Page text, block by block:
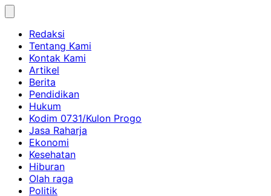
Skip
contentRedaksi
Tentang Kami
Kontak Kami
Artikel
Berita
Pendidikan
Hukum
Kodim 0731/Kulon Progo
Jasa Raharja
Ekonomi
Kesehatan
Hiburan
Olah raga
Politik